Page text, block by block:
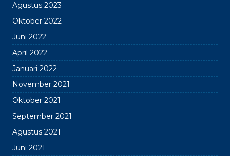
Agustus 2023
Oktober 2022
Juni 2022
April 2022
Januari 2022
November 2021
Oktober 2021
September 2021
Agustus 2021
Juni 2021